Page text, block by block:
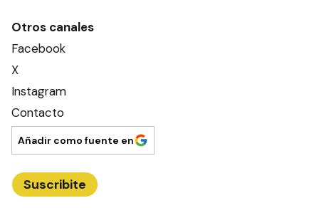
Otros canales
Facebook
X
Instagram
Contacto
Añadir como fuente en
Suscribite